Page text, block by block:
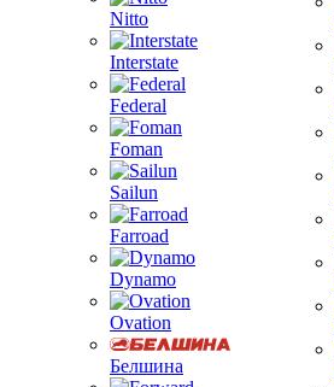
Nitto
Interstate
Federal
Foman
Sailun
Farroad
Dynamo
Ovation
Белшина